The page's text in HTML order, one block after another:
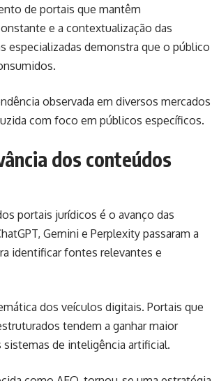
de portais que mantêm
e a contextualização das
especializadas demonstra que o público
observada em diversos mercados
com foco em públicos específicos.
dos conteúdos
portais jurídicos é o avanço das
Gemini e Perplexity passaram a
identificar fontes relevantes e
dos veículos digitais. Portais que
tendem a ganhar maior
de inteligência artificial.